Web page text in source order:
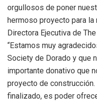
orgullosos de poner
hermoso proyecto para la
Directora Ejecutiva de
“Estamos muy
Society de Dorado y que
importante donativo que
proyecto de
finalizado, es poder